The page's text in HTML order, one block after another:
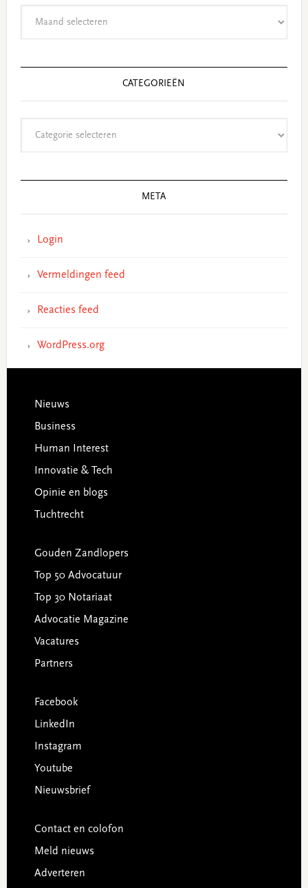
CATEGORIEËN
META
Login
Vermeldingen feed
Reacties feed
WordPress.org
Footer
Nieuws
Business
Human Interest
Innovatie & Tech
Opinie en blogs
Tuchtrecht
Gouden Zandlopers
Top 50 Advocatuur
Top 30 Notariaat
Advocatie Magazine
Vacatures
Partners
Facebook
LinkedIn
Instagram
Youtube
Nieuwsbrief
Contact en colofon
Meld nieuws
Adverteren